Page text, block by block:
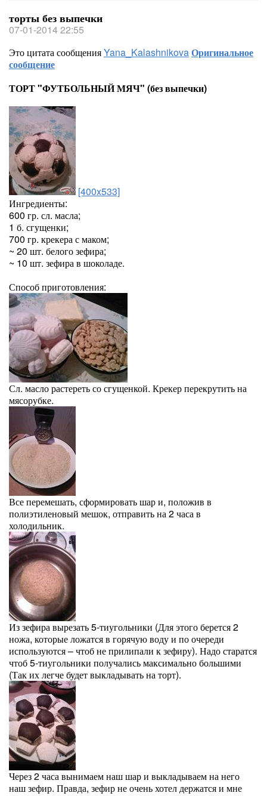
торты без выпечки
07-01-2014 22:55
Это цитата сообщенияYana_KalashnikovaОригинальное
сообщение
ТОРТ "ФУТБОЛЬНЫЙ МЯЧ" (без выпечки)
[400x533]
Ингредиенты:
600 гр. сл. масла;
1 б. сгущенки;
700 гр. крекера с маком;
~ 20 шт. белого зефира;
~ 10 шт. зефира в шоколаде.
Способ приготовления:
Сл. масло растереть со сгущенкой. Крекер перекрутить на
мясорубке.
Все перемешать, сформировать шар и, положив в
полиэтиленовый мешок, отправить на 2 часа в
холодильник.
Из зефира вырезать 5-тиугольники (Для этого берется 2
ножа, которые ложатся в горячую воду и по очереди
используются – чтоб не прилипали к зефиру). Надо старатся
чтоб 5-тиугольники получались максимально большими
(Так их легче будет выкладывать на торт).
Через 2 часа вынимаем наш шар и выкладываем на него
наш зефир. Правда, зефир не очень хотел держатся и мне